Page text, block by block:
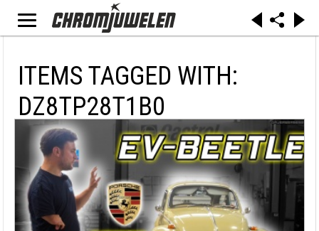
ITEMS TAGGED WITH:
DZ8TP28T1B0